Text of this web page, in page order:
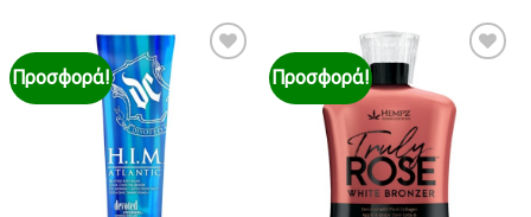
Προσφορά! Προσφορά!